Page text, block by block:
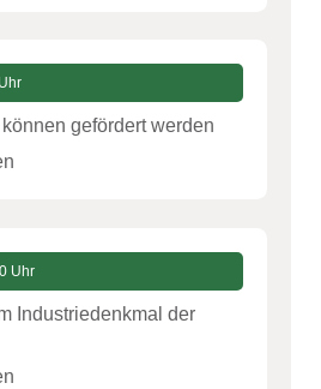
gefördert werden
Uhr
Industriedenkmal der